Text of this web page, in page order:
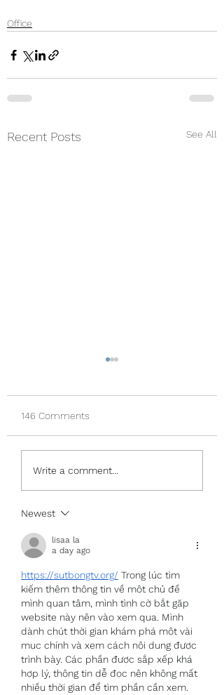
Office
Recent Posts See All
Remove Odors
146 Comments
Write a comment...
Newest
lisaa la
a day ago
https://sutbongtv.org/ Trong lúc tìm
kiếm thêm thông tin về một chủ đề
mình quan tâm, mình tình cờ bắt gặp
website này nên vào xem qua. Mình
dành chút thời gian khám phá một vài
mục chính và xem cách nội dung được
trình bày. Các phần được sắp xếp khá
hợp lý, thông tin dễ đọc nên không mất
nhiều thời gian để tìm phần cần xem.